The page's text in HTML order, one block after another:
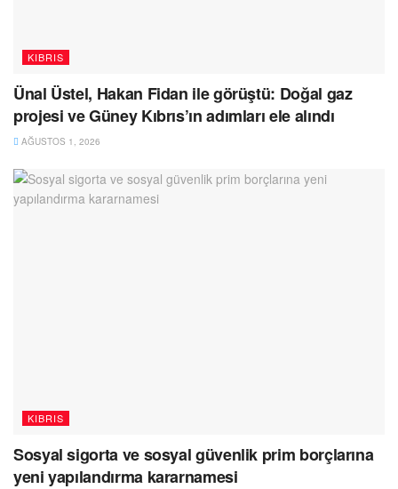
KIBRIS
Ünal Üstel, Hakan Fidan ile görüştü: Doğal gaz
projesi ve Güney Kıbrıs’ın adımları ele alındı
AĞUSTOS 1, 2026
KIBRIS
Sosyal sigorta ve sosyal güvenlik prim borçlarına
yeni yapılandırma kararnamesi